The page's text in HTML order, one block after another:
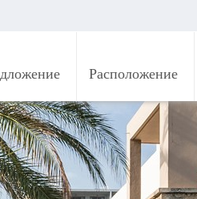
Расположение